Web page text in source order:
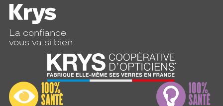
La confiance
vous va si bien